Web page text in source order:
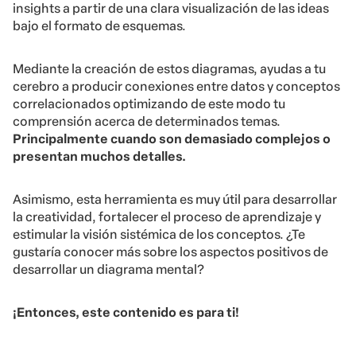
insights a partir de una clara visualización de las ideas
bajo el formato de esquemas.
Mediante la creación de estos diagramas, ayudas a tu
cerebro a producir conexiones entre datos y conceptos
correlacionados optimizando de este modo tu
comprensión acerca de determinados temas.
Principalmente cuando son demasiado complejos o
presentan muchos detalles.
Asimismo, esta herramienta es muy útil para desarrollar
la creatividad, fortalecer el proceso de aprendizaje y
estimular la visión sistémica de los conceptos. ¿Te
gustaría conocer más sobre los aspectos positivos de
desarrollar un diagrama mental?
¡Entonces, este contenido es para ti!